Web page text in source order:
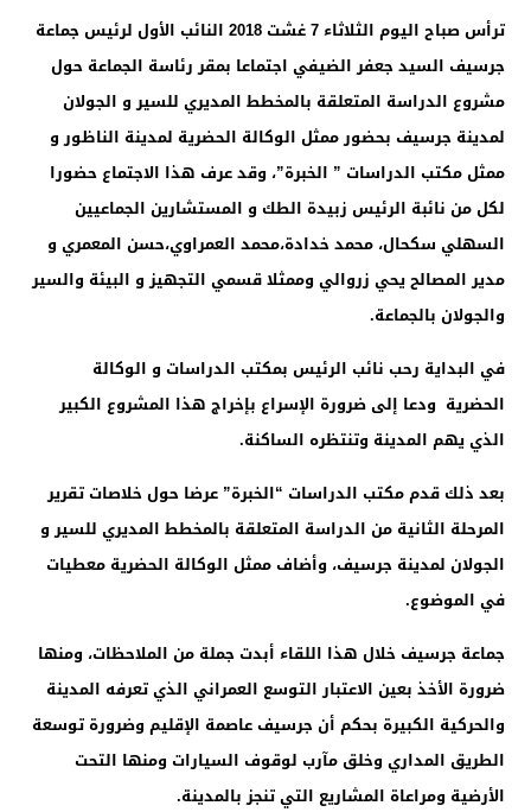
ترأس صباح اليوم الثلاثاء 7 غشت 2018 النائب الأول لرئيس جماعة
جرسيف السيد جعفر الضيفي اجتماعا بمقر رئاسة الجماعة حول
مشروع الدراسة المتعلقة بالمخطط المديري للسير و الجولان
لمدينة جرسيف بحضور ممثل الوكالة الحضرية لمدينة الناظور و
ممثل مكتب الدراسات ” الخبرة”، وقد عرف هذا الاجتماع حضورا
لكل من نائبة الرئيس زبيدة الطك و المستشارين الجماعيين
السهلي سكحال، محمد خدادة،محمد العمراوي،حسن المعمري و
مدير المصالح يحي زروالي وممثلا قسمي التجهيز و البيئة والسير
والجولان بالجماعة.
في البداية رحب نائب الرئيس بمكتب الدراسات و الوكالة
الحضرية ودعا إلى ضرورة الإسراع بإخراج هذا المشروع الكبير
الذي يهم المدينة وتنتظره الساكنة.
بعد ذلك قدم مكتب الدراسات “الخبرة” عرضا حول خلاصات تقرير
المرحلة الثانية من الدراسة المتعلقة بالمخطط المديري للسير و
الجولان لمدينة جرسيف، وأضاف ممثل الوكالة الحضرية معطيات
في الموضوع.
جماعة جرسيف خلال هذا اللقاء أبدت جملة من الملاحظات، ومنها
ضرورة الأخذ بعين الاعتبار التوسع العمراني الذي تعرفه المدينة
والحركية الكبيرة بحكم أن جرسيف عاصمة الإقليم وضرورة توسعة
الطريق المداري وخلقمآرب لوقوف السيارات ومنها التحت
الأرضية ومراعاة المشاريع التي تنجز بالمدينة.